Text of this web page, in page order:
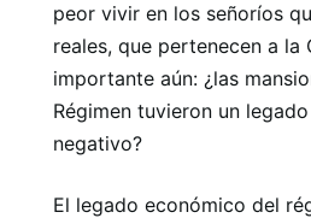
peor vivir en los señoríos
reales, que pertenecen a la
importante aún: ¿las
Régimen tuvieron un
negativo?
El legado económico del